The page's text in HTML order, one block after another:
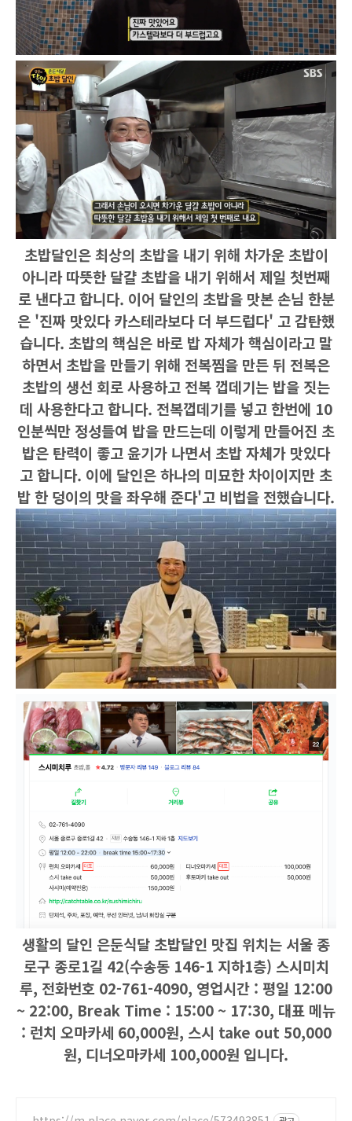
초밥달인은 최상의 초밥을 내기 위해 차가운 초밥이
아니라 따뜻한 달걀 초밥을 내기 위해서 제일 첫번째
로 낸다고 합니다. 이어 달인의 초밥을 맛본 손님 한분
은 '진짜 맛있다 카스테라보다 더 부드럽다' 고 감탄했
습니다. 초밥의 핵심은 바로 밥 자체가 핵심이라고 말
하면서 초밥을 만들기 위해 전복찜을 만든 뒤 전복은
초밥의 생선 회로 사용하고 전복 껍데기는 밥을 짓는
데 사용한다고 합니다. 전복껍데기를 넣고 한번에 10
인분씩만 정성들여 밥을 만드는데 이렇게 만들어진 초
밥은 탄력이 좋고 윤기가 나면서 초밥 자체가 맛있다
고 합니다. 이에 달인은 하나의 미묘한 차이이지만 초
밥 한 덩이의 맛을 좌우해 준다'고 비법을 전했습니다.
생활의 달인 은둔식달 초밥달인 맛집 위치는 서울 종
로구 종로1길 42(수송동 146-1 지하1층) 스시미치
루, 전화번호 02-761-4090, 영업시간 : 평일 12:00
~ 22:00, Break Time : 15:00 ~ 17:30, 대표 메뉴
: 런치 오마카세 60,000원, 스시 take out 50,000
원, 디너오마카세 100,000원 입니다.